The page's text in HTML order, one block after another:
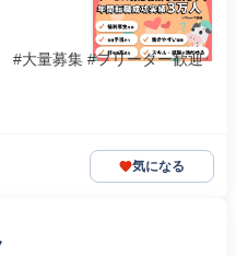
#大量募集 #フリーター歓迎
気になる